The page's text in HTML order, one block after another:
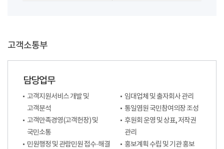
고객소통부
담당업무
고객지원서비스 개발 및
고객분석
고객만족경영(고객헌장) 및
국민소통
민원행정 및 관람민원 접수·해결
임대업체 및 출자회사 관리
통일염원 국민참여의장 조성
후원회 운영 및 상표, 저작권
관리
홍보계획 수립 및 기관 홍보